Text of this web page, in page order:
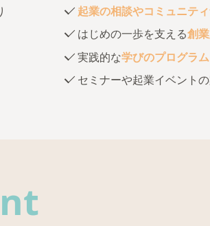
起業の相談やコミュニテ
はじめの一歩を支える創
実践的な学びのプログラム
セミナーや起業イベント